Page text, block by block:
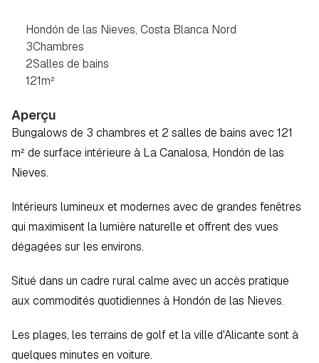
Hondón de las Nieves, Costa Blanca Nord
3Chambres
2Salles de bains
121m²
Aperçu
Bungalows de 3 chambres et 2 salles de bains avec 121
m² de surface intérieure à La Canalosa, Hondón de las
Nieves.
Intérieurs lumineux et modernes avec de grandes fenêtres
qui maximisent la lumière naturelle et offrent des vues
dégagées sur les environs.
Situé dans un cadre rural calme avec un accès pratique
aux commodités quotidiennes à Hondón de las Nieves.
Les plages, les terrains de golf et la ville d'Alicante sont à
quelques minutes en voiture.